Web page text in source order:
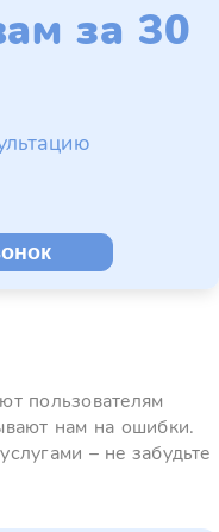
за 30
пользователям
нам на ошибки.
– не забудьте